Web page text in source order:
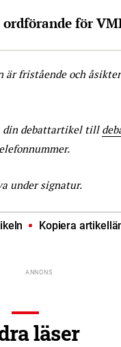
ordförande för
fristående och
din debattartikel till
under signatur.
Kopiera
läser